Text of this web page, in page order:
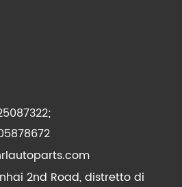
2nd Road, distretto di